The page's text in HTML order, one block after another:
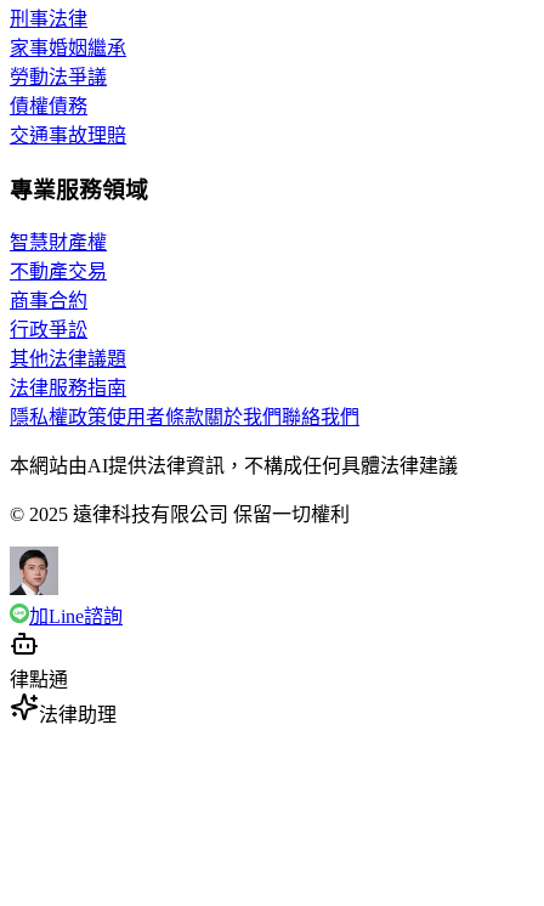
刑事法律
家事婚姻繼承
勞動法爭議
債權債務
交通事故理賠
專業服務領域
智慧財產權
不動產交易
商事合約
行政爭訟
其他法律議題
法律服務指南
隱私權政策使用者條款關於我們聯絡我們
本網站由AI提供法律資訊，不構成任何具體法律建議
© 2025 遠律科技有限公司 保留一切權利
加Line諮詢
律點通
法律助理